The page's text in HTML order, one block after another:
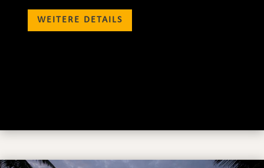
WEITERE DETAILS